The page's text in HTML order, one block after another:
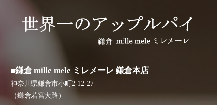
■鎌倉 mille mele ミレメーレ 鎌倉本店
神奈川県鎌倉市小町2-12-27
（鎌倉若宮大路）